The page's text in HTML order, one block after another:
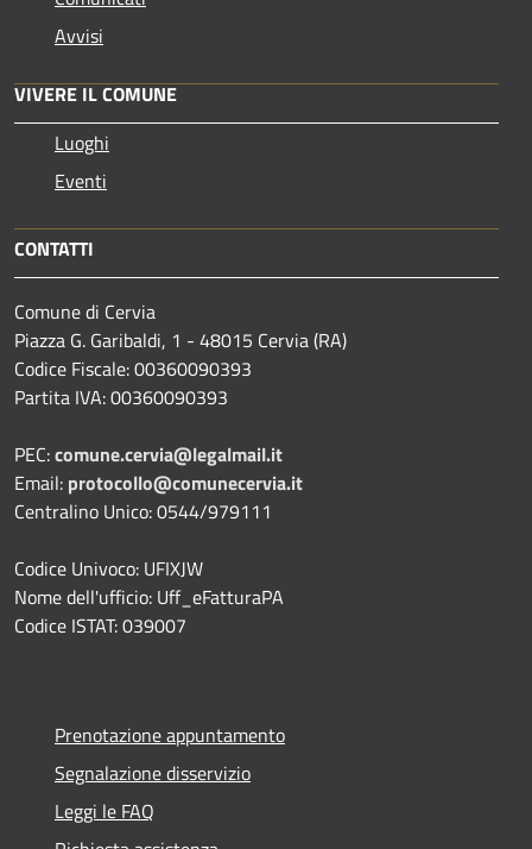
Avvisi
VIVERE IL COMUNE
Luoghi
Eventi
CONTATTI
Comune di Cervia
Piazza G. Garibaldi, 1 - 48015 Cervia (RA)
Codice Fiscale: 00360090393
Partita IVA: 00360090393
PEC:comune.cervia@legalmail.it
Email: protocollo@comunecervia.it
Centralino Unico: 0544/979111
Codice Univoco: UFIXJW
Nome dell'ufficio: Uff_eFatturaPA
Codice ISTAT: 039007
Prenotazione appuntamento
Segnalazione disservizio
Leggi le FAQ